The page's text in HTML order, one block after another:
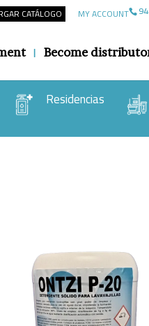
CATÁLOGO MY ACCOUNT
Become
Residencias